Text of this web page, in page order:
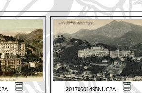
20170601495NUC2A